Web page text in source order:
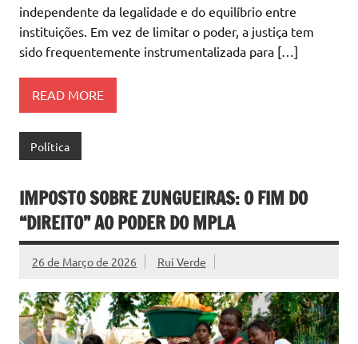
independente da legalidade e do equilíbrio entre
instituições. Em vez de limitar o poder, a justiça tem
sido frequentemente instrumentalizada para […]
READ MORE
Política
IMPOSTO SOBRE ZUNGUEIRAS: O FIM DO
“DIREITO” AO PODER DO MPLA
26 de Março de 2026 Rui Verde